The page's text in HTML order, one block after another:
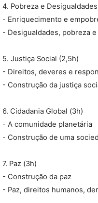
4. Pobreza e
- Enriquecimento e
- Desigualdades, pobreza
5. Justiça Social (2,5h)
- Direitos, deveres e
- Construção da justiça
6. Cidadania Global (3h)
- A comunidade planetária
- Construção de uma
7. Paz (3h)
- Construção da paz
- Paz, direitos humanos,